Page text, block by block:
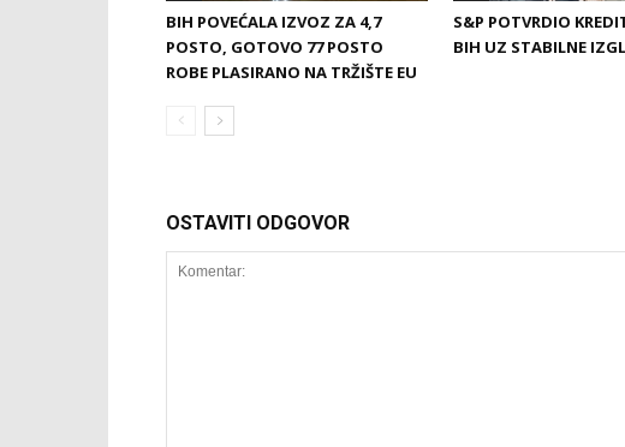
BIH POVEĆALA IZVOZ ZA 4,7
POSTO, GOTOVO 77 POSTO
ROBE PLASIRANO NA TRŽIŠTE EU
S&P POTVRDIO
BIH UZ STABILNE
OSTAVITI ODGOVOR